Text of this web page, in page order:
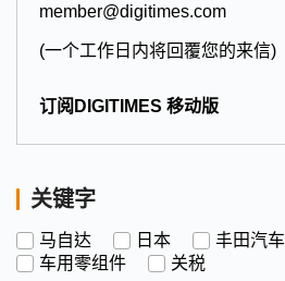
member@digitimes.com
(一个工作日内将回覆您的来信)
订阅DIGITIMES 移动版
关键字
马自达 日本 丰田汽车
车用零组件
关税